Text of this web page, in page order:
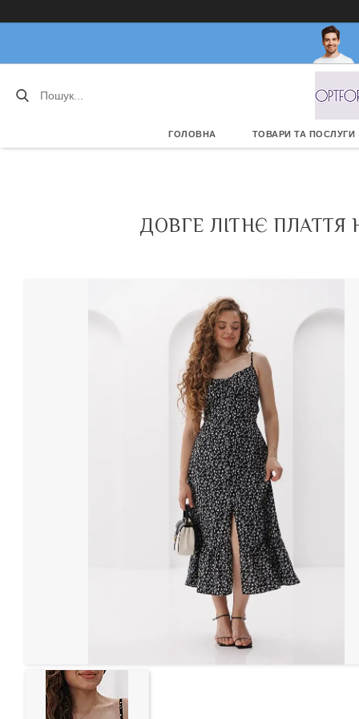
ГОЛОВНА ТОВАРИ ТА ПОСЛУГИ
ДОВГЕ ЛІТНЄ ПЛАТТЯ